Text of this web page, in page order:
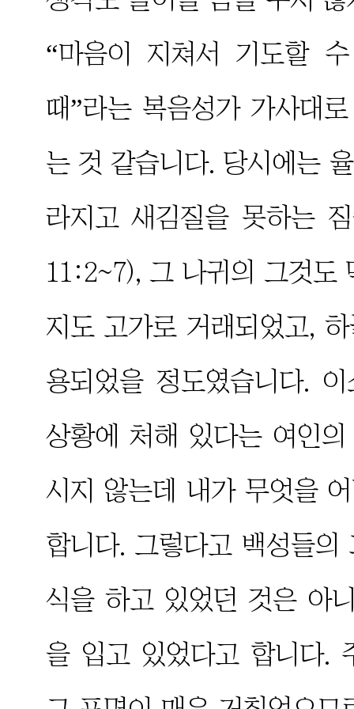
“마음이 지쳐서 기도할
때”라는 복음성가 가사대
는 것 같습니다. 당시에는
라지고 새김질을 못하는
11:2~7), 그 나귀의 그것도
지도 고가로 거래되었고,
용되었을 정도였습니다.
상황에 처해 있다는 여인
시지 않는데 내가 무엇을
합니다. 그렇다고 백성들
식을 하고 있었던 것은 아
을 입고 있었다고 합니다.